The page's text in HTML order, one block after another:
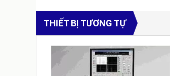
THIẾT BỊ TƯƠNG TỰ